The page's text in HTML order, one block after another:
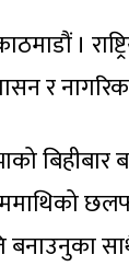
।
र
बनाउनुका